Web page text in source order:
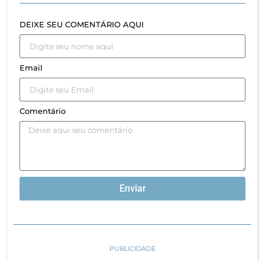
DEIXE SEU COMENTÁRIO AQUI
Email
Comentário
Enviar
PUBLICIDADE